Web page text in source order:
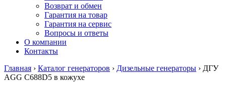
Возврат и обмен
Гарантия на товар
Гарантия на сервис
Вопросы и ответы
О компании
Контакты
Главная › Каталог генераторов › Дизельные генераторы › ДГУ
AGG C688D5 в кожухе